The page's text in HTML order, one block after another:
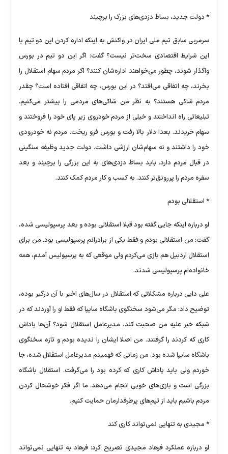
* دولت جدید، بساط دزدی‌های بزرگ را برچیند
سرمربی سابق تیم ملی ایران در واکنش به اینکه اداره کردن این دو تیم با
این شرایط اقتصادی سخت‌تر نیست؟ گفت: اگر این دو تیم در بورس
واگذار شوند، چطور می‌خواهند اداره‌شان کنند؟ اگر مردم سهام استقلال را
بخرند، چه اتفاقی می‌افتد؟ در این بورس، چه اتفاقی افتاده است؟ چقدر
مردم شاکی هستند؟ به نظر من شاکی‌های مردمی را بیشتر می‌کنیم.
تبلیعاتی راه انداختند و خیلی از مردم خودروی زیر پای خود را فروختند و
سهام خریدند. بعدا دلار بالا رفت و بورس فرو ریخت. مردم نه خودرودی
خود را داشتند و نه سهام‌شان ارزشی داشت. دولت جدید وظیفه سنگینی
در قبال مردم دارد. باید بساط دزدی‌های به این بزرگی را برچیند و بعد
سفره مردم را پررونق‌تر کنند. به کسب و کار مردم کمک کنند.
* استقلالی بودم
او درباره اینکه جایی گفته بود قبلا استقلالی بوده و بعد پرسپولیسی شده،
گفت: من استقلالی بودم و فقط یکی از برادرانم پرسپولیسی بود. من برای
استقلال اردبیل هم بازی می‌کردم ولی موقعی که به پرسپولیس آمدم، همه
خانواده‌ام پرسپولیسی شدند.
علی دایی درباره مشکلاتی که استقلال در سال‌های اخیر با آن درگیر بوده،
توضیح داد: مگر می‌شود سخنگوی باشگاه سایپا که فقط او را آوردند که در
شبکه خبر علیه من صحبت کند، مدیرعامل استقلال شود؟ آن‌ها پاداش
کاری که کردند را گرفتند. من اصلا ایشان را ندیده بودم و تازه سخنگوی
باشگاه سایپا شده بود. من زمانی که فهمیدم مدیرعامل استقلال شده،‌ جا
خوردم ولی باید پاداش کاری که کرده بود را می‌گرفت. استقلال باشگاه
بزرگی است و بازی‌های خوبی انجام می‌دهد. ما اگر فکر خوشحال کردن
مردم باشیم باید از تیم‌های پرطرفدارمان حمایت کنیم.
* مجیدی به تنهایی نمی‌تواند کاری کند
او درباره عملکرد فرهاد مجیدی تصریح کرد: فرهاد به تنهایی نمی‌تواند